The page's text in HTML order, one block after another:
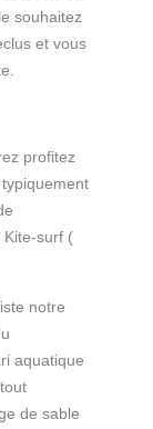
souhaitez
et vous
profitez
Kite-surf (
notre
aquatique
de sable